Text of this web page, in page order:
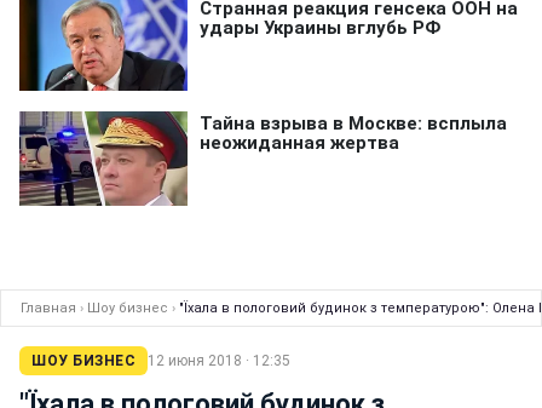
Главная › Шоу бизнес › "Їхала в пологовий будинок з температурою":
ШОУ БИЗНЕС 12 июня 2018 · 12:35